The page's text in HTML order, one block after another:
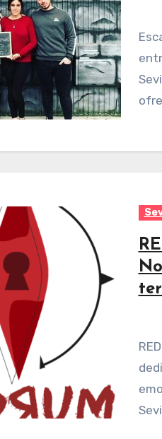
Escape Room El Orfanato es un negocio de
REDRUM Escape Room Sevilla es un negocio que se